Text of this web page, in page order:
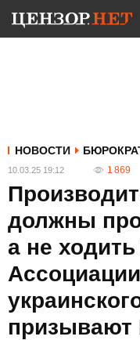
НОВОСТИ
10.03.25 19:12 1 869
должны
а не
призывают